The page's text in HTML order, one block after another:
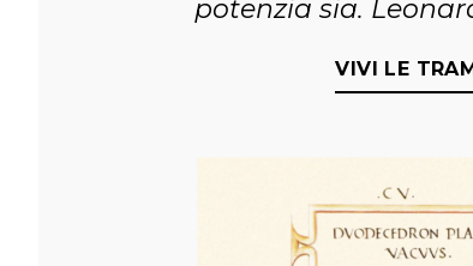
potenzia sia.
VIVI LE